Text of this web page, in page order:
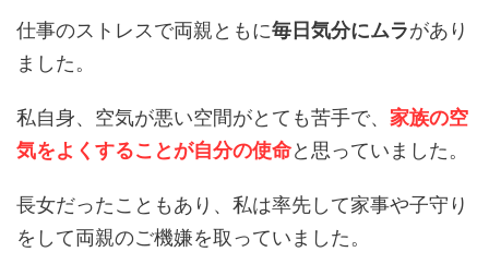
仕事のストレスで両親ともに毎日気分にムラがあり
ました。
私自身、空気が悪い空間がとても苦手で、 家族の空
気をよくすることが自分の使命と思っていました。
長女だったこともあり、私は率先して家事や子守り
をして両親のご機嫌を取っていました。